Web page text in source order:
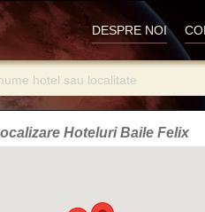
DESPRE NOI
Hoteluri Baile Felix